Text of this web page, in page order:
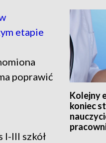
Kolejny
koniec
etapie
poprawić
I-III szkół